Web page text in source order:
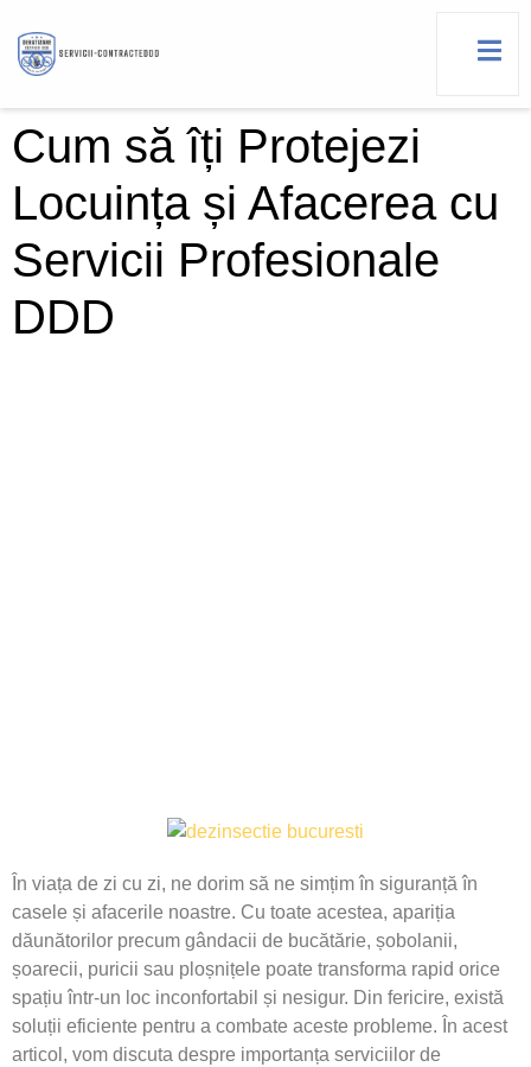
Cum să îți Protejezi
Locuința și Afacerea cu
Servicii Profesionale
DDD
În viața de zi cu zi, ne dorim să ne simțim în siguranță în
casele și afacerile noastre. Cu toate acestea, apariția
dăunătorilor precum gândacii de bucătărie, șobolanii,
șoarecii, puricii sau ploșnițele poate transforma rapid orice
spațiu într-un loc inconfortabil și nesigur. Din fericire, există
soluții eficiente pentru a combate aceste probleme. În acest
articol, vom discuta despre importanța serviciilor de